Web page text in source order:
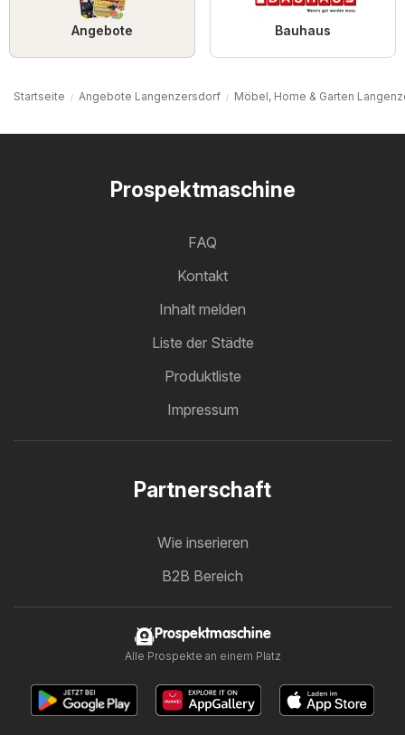
Angebote Bauhaus
Startseite Angebote Langenzersdorf Möbel, Home & Garten
Prospektmaschine
FAQ
Kontakt
Inhalt melden
Liste der Städte
Produktliste
Impressum
Partnerschaft
Wie inserieren
B2B Bereich
Prospektmaschine
Alle Prospekte an einem Platz